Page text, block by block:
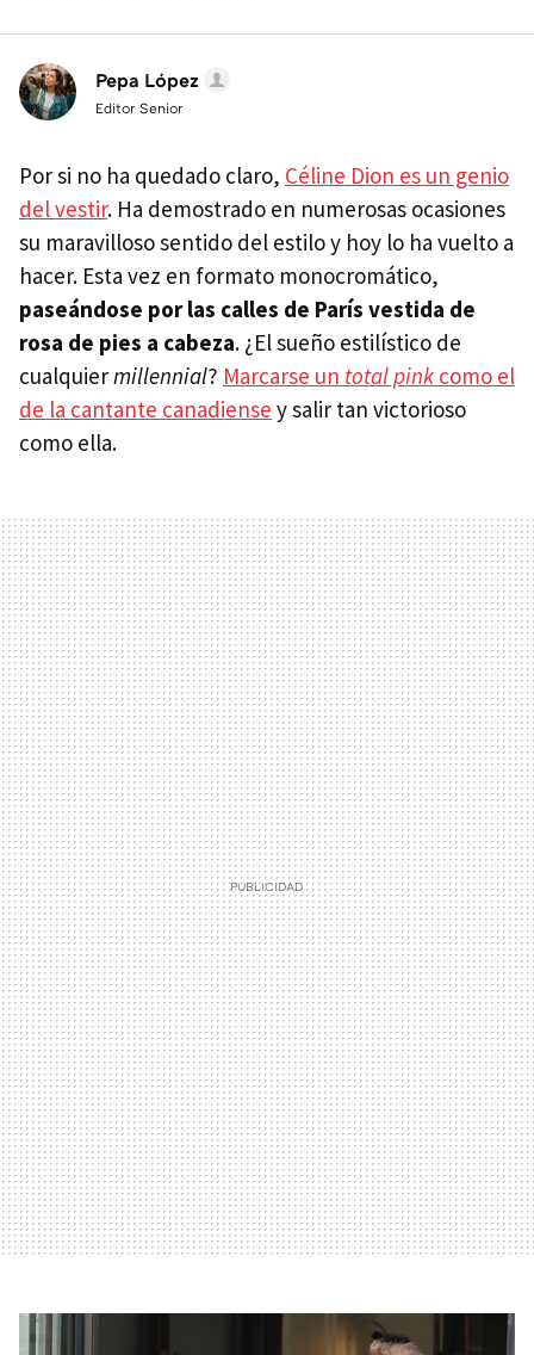
Pepa López
Editor Senior
Por si no ha quedado claro, Céline Dion es un genio
del vestir. Ha demostrado en numerosas ocasiones
su maravilloso sentido del estilo y hoy lo ha vuelto a
hacer. Esta vez en formato monocromático,
paseándose por las calles de París vestida de
rosa de pies a cabeza. ¿El sueño estilístico de
cualquiermillennial? Marcarse un total pink como el
de la cantante canadiense y salir tan victorioso
como ella.